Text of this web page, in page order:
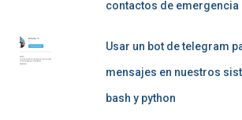
contactos de emergencia
Usar un bot de telegram
mensajes en nuestros
bash y python